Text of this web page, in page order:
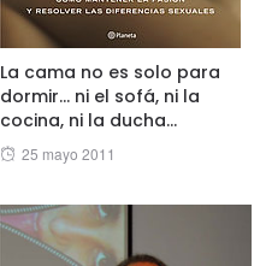
La cama no es solo para
dormir… ni el sofá, ni la
cocina, ni la ducha…
Posted
25 mayo 2011